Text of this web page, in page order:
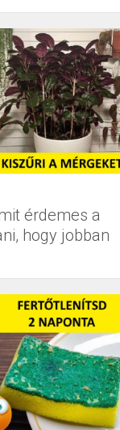
érdemes a
hogy jobban